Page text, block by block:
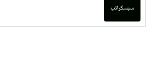
سبسکرائب